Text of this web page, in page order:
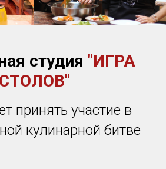
студия "ИГРА
СТОЛОВ"
принять участие в
кулинарной битве